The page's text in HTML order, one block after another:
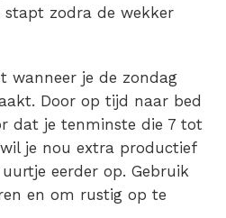
zodra de wekker
je de zondag
Door op tijd naar bed
dat je tenminste die 7 tot
je nou extra productief
eerder op. Gebruik
en om rustig op te